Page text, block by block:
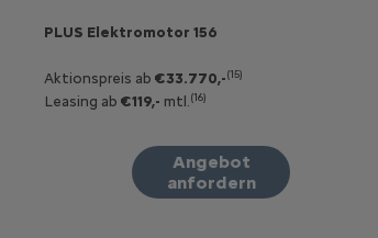
PLUS Elektromotor 156
Aktionspreis ab €33.770,-(15)
Leasing ab €119,- mtl. (16)
Angebot
anfordern